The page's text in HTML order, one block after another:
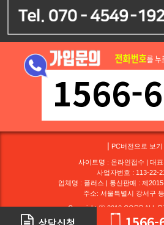
1566-
| PC버전으로 보기
사이트명 : 온라인접수 | 대
사업자번호 : 113-22-
업체명 : 플러스 | 통신판매 : 제
주소: 서울특별시 강서구
Copyright ⓒ 2013 CORP.ALL